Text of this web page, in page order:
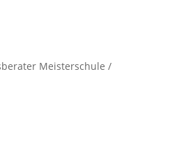
Meisterschule /